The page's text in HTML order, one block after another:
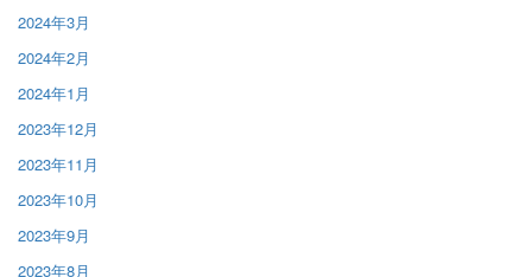
2024年3月
2024年2月
2024年1月
2023年12月
2023年11月
2023年10月
2023年9月
2023年8月